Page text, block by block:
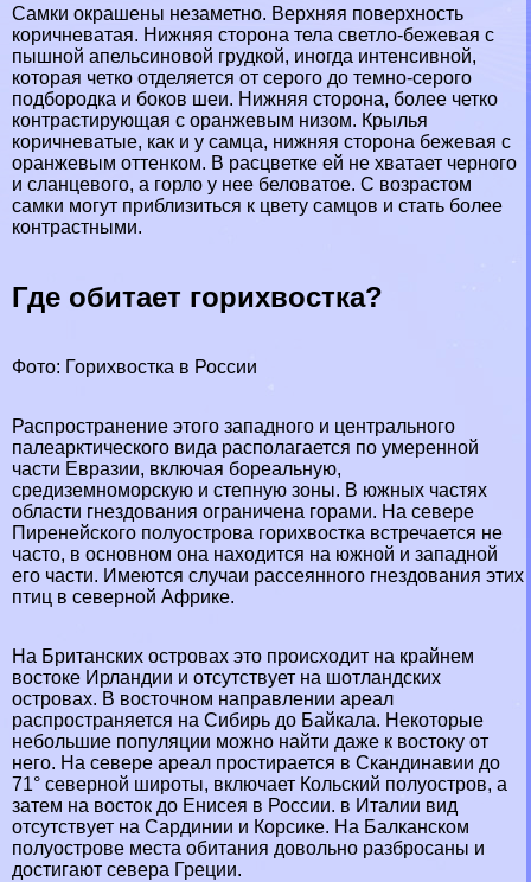
Самки окрашены незаметно. Верхняя поверхность
коричневатая. Нижняя сторона тела светло-бежевая с
пышной апельсиновой грудкой, иногда интенсивной,
которая четко отделяется от серого до темно-серого
подбородка и боков шеи. Нижняя сторона, более четко
контрастирующая с оранжевым низом. Крылья
коричневатые, как и у самца, нижняя сторона бежевая с
оранжевым оттенком. В расцветке ей не хватает черного
и сланцевого, а горло у нее беловатое. С возрастом
самки могут приблизиться к цвету самцов и стать более
контрастными.
Где обитает горихвостка?
Фото: Горихвостка в России
Распространение этого западного и центрального
палеарктического вида располагается по умеренной
части Евразии, включая бореальную,
средиземноморскую и степную зоны. В южных частях
области гнездования ограничена горами. На севере
Пиренейского полуострова горихвостка встречается не
часто, в основном она находится на южной и западной
его части. Имеются случаи рассеянного гнездования этих
птиц в северной Африке.
На Британских островах это происходит на крайнем
востоке Ирландии и отсутствует на шотландских
островах. В восточном направлении ареал
распространяется на Сибирь до Байкала. Некоторые
небольшие популяции можно найти даже к востоку от
него. На севере ареал простирается в Скандинавии до
71° северной широты, включает Кольский полуостров, а
затем на восток до Енисея в России. в Италии вид
отсутствует на Сардинии и Корсике. На Балканском
полуострове места обитания довольно разбросаны и
достигают севера Греции.